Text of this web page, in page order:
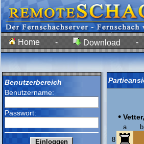
Home - Download -
Benutzerbereich
Benutzername:
Passwort: •
a b
8